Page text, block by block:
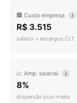
🏢 Custo empresa i
R$ 3.515
salário + encargos CLT
📈 Amp. salarial i
8%
dispersão piso→teto